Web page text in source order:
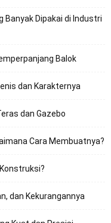
Banyak Dipakai di Industri
Balok
dan Karakternya
dan Gazebo
Cara Membuatnya?
dan Kekurangannya